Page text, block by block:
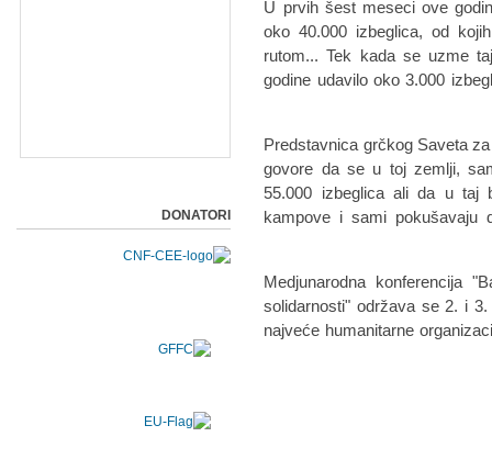
"U prvih šest meseci ove
oko 40.000 izbeglica, od
rutom... Tek kada se uzme
godine udavilo oko 3.000
Predstavnica grčkog Saveta
govore da se u toj zemlji,
55.000 izbeglica ali da u taj
kampove i sami pokušavaju
Medjunarodna konferencija
solidarnosti" održava se 2. i
najveće humanitarne
DONATORI